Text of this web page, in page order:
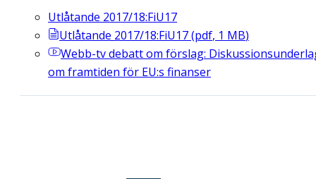
Utlåtande 2017/18:FiU17
Utlåtande 2017/18:FiU17(pdf, 1 MB)
Webb-tvdebatt om förslag:
om framtiden för EU:s finanser